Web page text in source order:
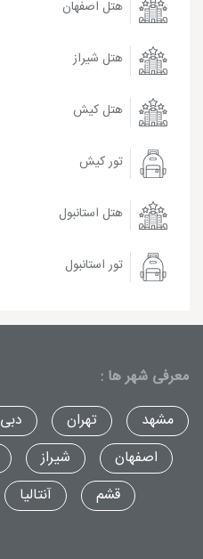
هتل اصفهان
هتل شیراز
هتل کیش
تور کیش
هتل استانبول
تور استانبول
معرفی شهر ها :
مشهد
تهران دبی
اصفهان
شیراز
قشم
آنتالیا